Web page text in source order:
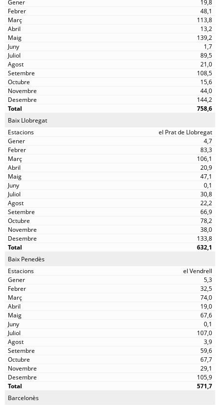
19,8
48,1
113,8
13,2
139,2
1,7
89,5
21,0
108,5
15,6
44,0
144,2
758,6
Baix Llobregat
el Prat de Llobregat
4,7
83,3
106,1
20,9
47,1
0,1
30,8
22,2
66,9
78,2
38,0
133,8
632,1
Baix Penedès
el Vendrell
5,3
32,5
74,0
19,0
67,6
0,1
107,0
3,9
59,6
67,7
29,1
105,9
571,7
Barcelonès